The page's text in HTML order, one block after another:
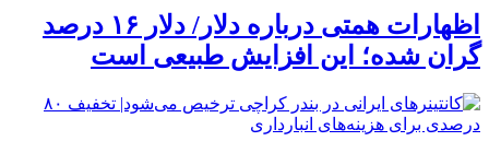
اظهارات همتی درباره دلار/ دلار ۱۶ درصد
گران شده؛ این افزایش طبیعی است